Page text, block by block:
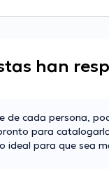
han
de cada persona,
para
ideal para que sea